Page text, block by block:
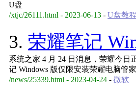
U盘
/xtjc/26111.html - 2023-06-13 - U盘教程
3. 荣耀笔记
系统之家 4 月 24 日消息，荣耀今日
记 Windows 版仅限安装荣耀电脑管
/news/25339.html - 2023-04-24 - 微软